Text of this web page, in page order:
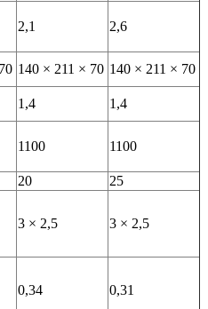
2,1 2,6
140 × 211 × 70 140 × 211 × 70
1,4
1,4
1100 1100
20
25
3 × 2,5 3 × 2,5
0,34 0,31